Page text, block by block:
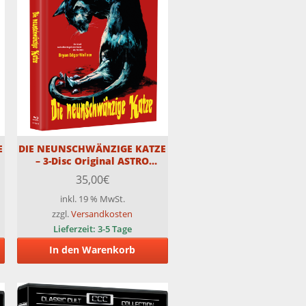
DIE NEUNSCHWÄNZIGE KATZE
– 3-Disc Original ASTRO
Medienbuch- Cover D –
Limitiert auf 111 Stück – 4K
auf Blu-ray
35,00€
inkl. 19 % MwSt.
zzgl.Versandkosten
Lieferzeit: 3-5 Tage
In den Warenkorb